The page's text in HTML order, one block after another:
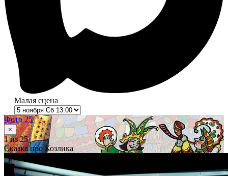
Малая сцена
Фото 25
×
1из 25
Сказка про Козлика